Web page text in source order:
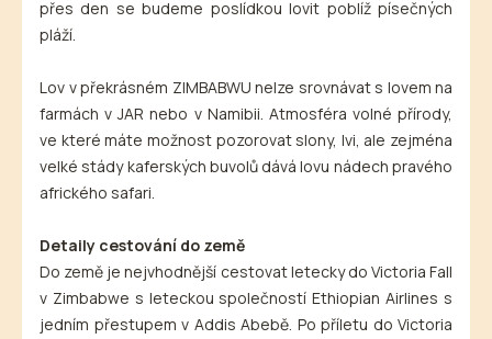
přes den se budeme poslídkou lovit poblíž písečných
pláží.
Lov v překrásném ZIMBABWU nelze srovnávat s lovem na
farmách v JAR nebo v Namibii. Atmosféra volné přírody,
ve které máte možnost pozorovat slony, lvi, ale zejména
velké stády kaferských buvolů dává lovu nádech pravého
afrického safari.
Detaily cestování do země
Do země je nejvhodnější cestovat letecky do Victoria Fall
v Zimbabwe s leteckou společností Ethiopian Airlines s
jedním přestupem v Addis Abebě. Po příletu do Victoria